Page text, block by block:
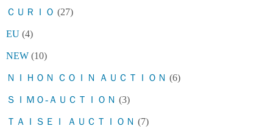
ＣＵＲＩＯ (27)
EU (4)
NEW (10)
ＮＩＨＯＮ ＣＯＩＮ ＡＵＣＴＩＯＮ (6)
ＳＩＭＯ-ＡＵＣＴＩＯＮ (3)
ＴＡＩＳＥＩ ＡＵＣＴＩＯＮ (7)